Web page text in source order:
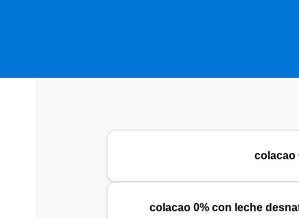
colacao
colacao 0% con leche